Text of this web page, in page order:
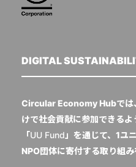
DIGITAL
Circular Economy Hubでは
けで社会貢献に参加できる
「UU Fund 」を通じて、1ユ
NPO団体に寄付する取り組み